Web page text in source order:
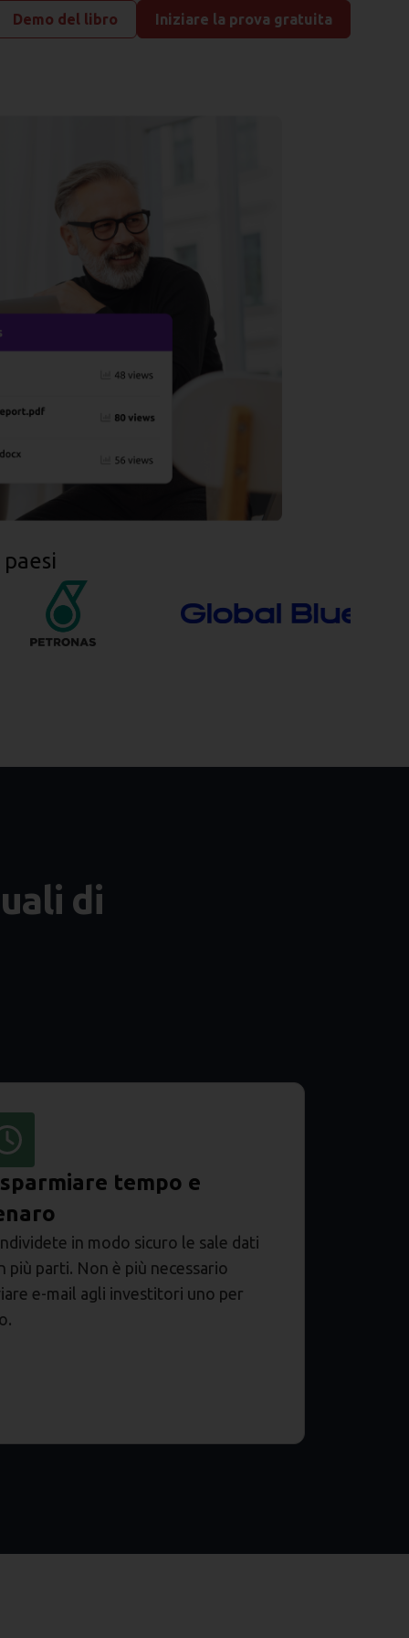
Demo del libro Iniziare la prova gratuita
di
tempo e
in modo sicuro le sale dati
più parti. Non è più necessario
e-mail agli investitori uno per